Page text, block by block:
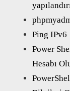
Ping IPv6
Power
Hesabı